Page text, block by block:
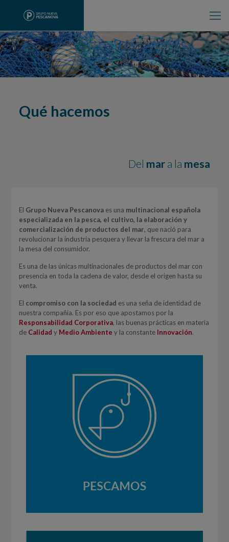
Qué hacemos
Del mar a la mesa
El Grupo Nueva Pescanovaes una multinacional española
especializada en la pesca, el cultivo, la elaboración y
comercialización de productos del mar, que nació para
revolucionar la industria pesquera y llevar la frescura del mar a
la mesa del consumidor.
Es una de las únicas multinacionales de productos del mar con
presencia en toda la cadena de valor, desde el origen hasta su
venta.
El compromiso con la sociedad es una seña de identidad de
nuestra compañía. Es por eso que apostamos por la
Responsabilidad Corporativa, las buenas prácticas en materia
de Calidad y Medio Ambiente y la constante Innovación.